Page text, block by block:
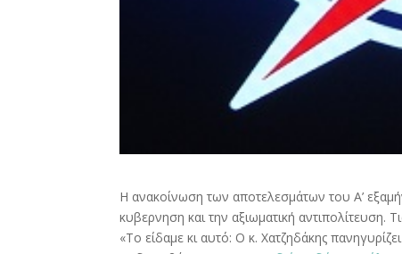
Η ανακοίνωση των αποτελεσμάτων του Α’
κυβερνηση και την αξιωματική αντιπολίτευση.
«Το είδαμε κι αυτό: Ο κ. Χατζηδάκης